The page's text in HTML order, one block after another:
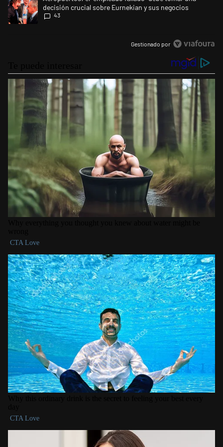
decisión crucial sobre Eurnekian y sus negocios
43
Gestionado por